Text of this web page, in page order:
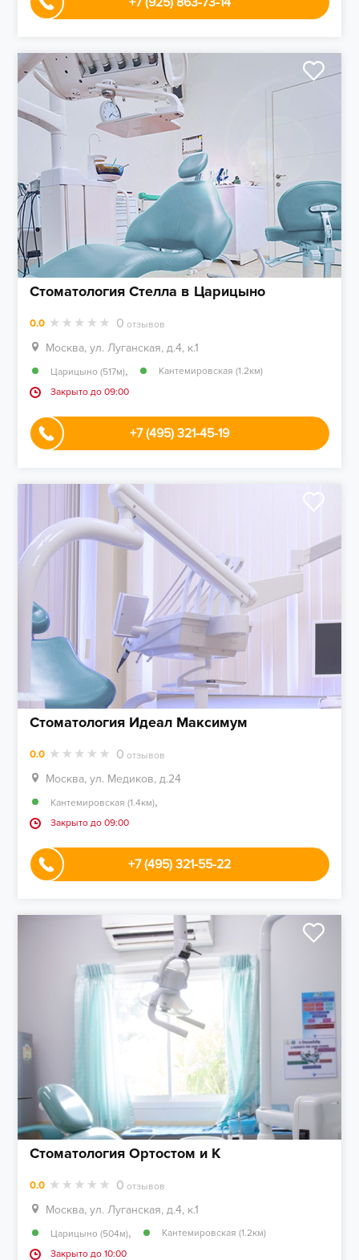
Стоматология Стелла в Царицыно
0.0 0 отзывов
Москва, ул. Луганская, д.4, к.1
Царицыно (517м),
Кантемировская (1.2км)
Закрыто до 09:00
+7 (495) 321-45-19
Стоматология Идеал Максимум
0.0 0 отзывов
Москва, ул. Медиков, д.24
Кантемировская (1.4км),
Закрыто до 09:00
+7 (495) 321-55-22
Стоматология Ортостом и К
0.0 0 отзывов
Москва, ул. Луганская, д.4, к.1
Царицыно (504м),
Кантемировская (1.2км)
Закрыто до 10:00